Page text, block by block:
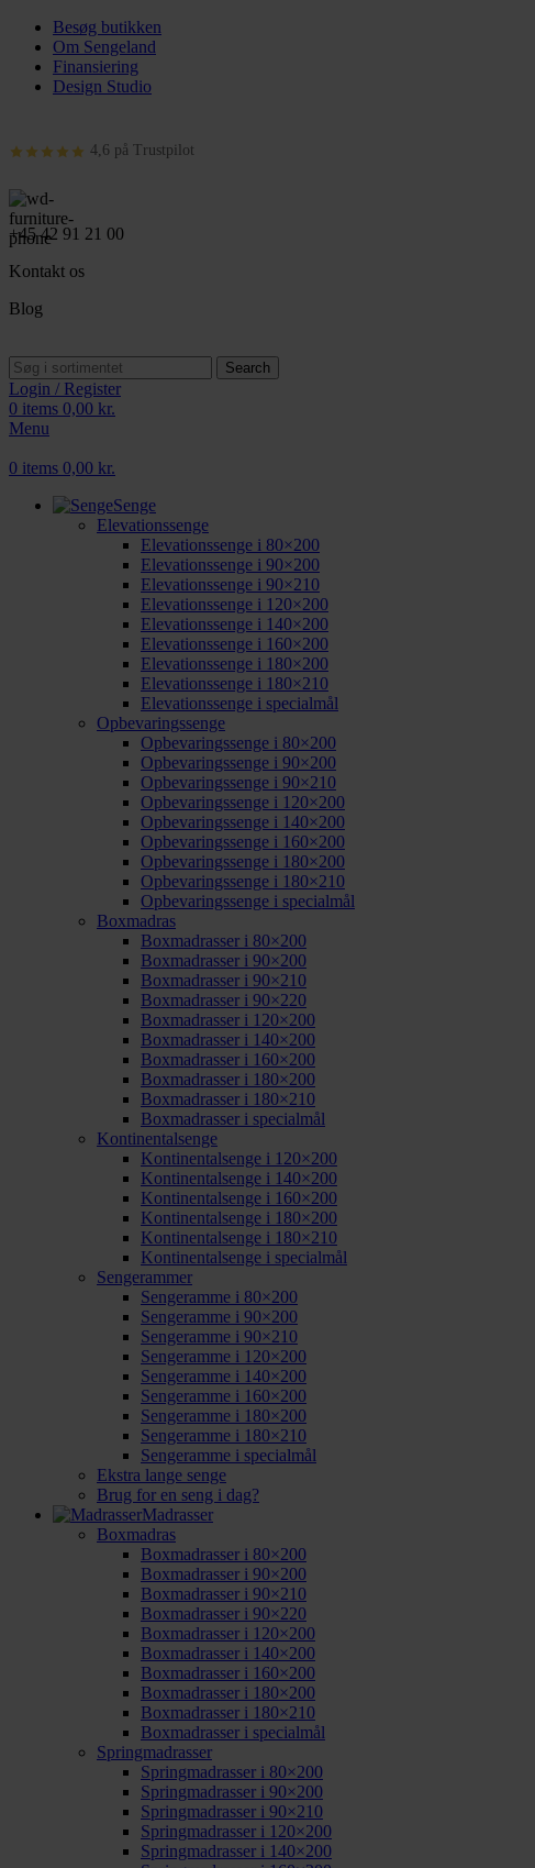
Besøg butikken
Om Sengeland
Finansiering
Design Studio
4,6 på Trustpilot
+45 42 91 21 00
Kontakt os
Blog
Search
Login / Register
0 items 0,00 kr.
Menu
0 items 0,00 kr.
Senge
Elevationssenge
Elevationssenge i 80×200
Elevationssenge i 90×200
Elevationssenge i 90×210
Elevationssenge i 120×200
Elevationssenge i 140×200
Elevationssenge i 160×200
Elevationssenge i 180×200
Elevationssenge i 180×210
Elevationssenge i specialmål
Opbevaringssenge
Opbevaringssenge i 80×200
Opbevaringssenge i 90×200
Opbevaringssenge i 90×210
Opbevaringssenge i 120×200
Opbevaringssenge i 140×200
Opbevaringssenge i 160×200
Opbevaringssenge i 180×200
Opbevaringssenge i 180×210
Opbevaringssenge i specialmål
Boxmadras
Boxmadrasser i 80×200
Boxmadrasser i 90×200
Boxmadrasser i 90×210
Boxmadrasser i 90×220
Boxmadrasser i 120×200
Boxmadrasser i 140×200
Boxmadrasser i 160×200
Boxmadrasser i 180×200
Boxmadrasser i 180×210
Boxmadrasser i specialmål
Kontinentalsenge
Kontinentalsenge i 120×200
Kontinentalsenge i 140×200
Kontinentalsenge i 160×200
Kontinentalsenge i 180×200
Kontinentalsenge i 180×210
Kontinentalsenge i specialmål
Sengerammer
Sengeramme i 80×200
Sengeramme i 90×200
Sengeramme i 90×210
Sengeramme i 120×200
Sengeramme i 140×200
Sengeramme i 160×200
Sengeramme i 180×200
Sengeramme i 180×210
Sengeramme i specialmål
Ekstra lange senge
Brug for en seng i dag?
Madrasser
Boxmadras
Boxmadrasser i 80×200
Boxmadrasser i 90×200
Boxmadrasser i 90×210
Boxmadrasser i 90×220
Boxmadrasser i 120×200
Boxmadrasser i 140×200
Boxmadrasser i 160×200
Boxmadrasser i 180×200
Boxmadrasser i 180×210
Boxmadrasser i specialmål
Springmadrasser
Springmadrasser i 80×200
Springmadrasser i 90×200
Springmadrasser i 90×210
Springmadrasser i 120×200
Springmadrasser i 140×200